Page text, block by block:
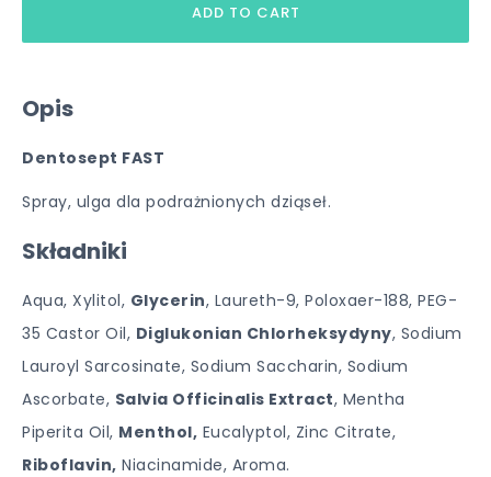
Opis
Dentosept FAST
Spray, ulga dla podrażnionych dziąseł.
Składniki
Aqua, Xylitol, Glycerin, Laureth-9, Poloxaer-188, PEG-
35 Castor Oil, Diglukonian Chlorheksydyny, Sodium
Lauroyl Sarcosinate, Sodium Saccharin, Sodium
Ascorbate, Salvia Officinalis Extract, Mentha
Piperita Oil, Menthol, Eucalyptol, Zinc Citrate,
Riboflavin, Niacinamide, Aroma.